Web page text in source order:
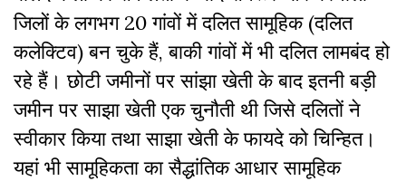
जिलों के लगभग 20 गांवों में दलित सामूहिक (दलित
कलेक्टिव) बन चुके हैं, बाकी गांवों में भी दलित लामबंद हो
रहे हैं। छोटी जमीनों पर सांझा खेती के बाद इतनी बड़ी
जमीन पर साझा खेती एक चुनौती थी जिसे दलितों ने
स्वीकार किया तथा साझा खेती के फायदे को चिन्हित।
यहां भी सामूहिकता का सैद्धांतिक आधार सामूहिक